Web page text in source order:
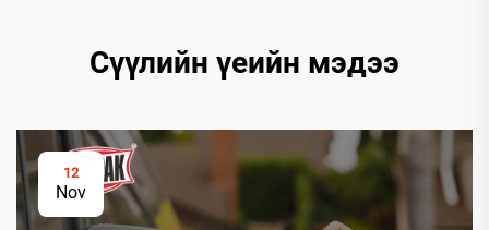
Сүүлийн үеийн мэдээ
12
Nov